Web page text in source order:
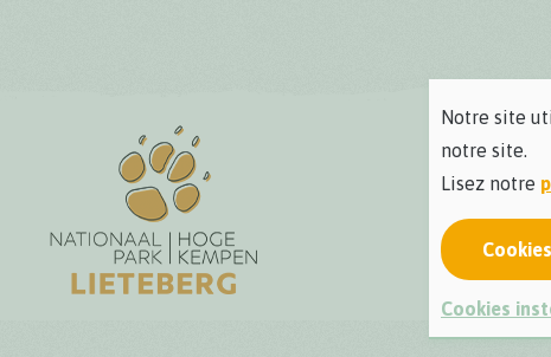
Notre site
notre site.
Lisez notre
Cookies